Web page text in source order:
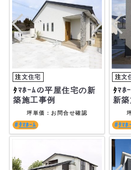
ﾀﾏﾎｰﾑの平屋住宅の新
築施工事例
坪単価：お問合せ確認
ﾀﾏﾎｰﾑ
ﾀﾏﾎｰﾑの3階建て住宅の
新
ﾀﾏﾎ